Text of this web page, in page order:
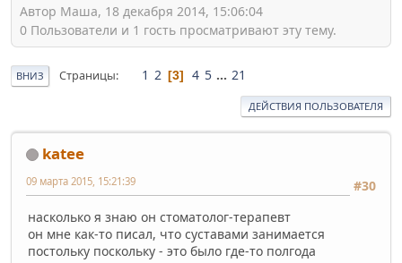
Автор Маша, 18 декабря 2014, 15:06:04
0 Пользователи и 1 гость просматривают эту тему.
ВНИЗ Страницы 1 2 3 4 5 ... 21
ДЕЙСТВИЯ ПОЛЬЗОВАТЕЛЯ
katee
#30
09 марта 2015, 15:21:39
насколько я знаю он стоматолог-терапевт
он мне как-то писал, что суставами занимается
постольку поскольку - это было где-то полгода